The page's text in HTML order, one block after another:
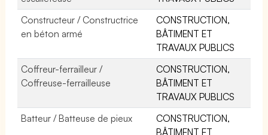
Constructeur / Constructrice
en béton armé
CONSTRUCTION,
BÂTIMENT ET
TRAVAUX PUBLICS
Coffreur-ferrailleur /
Coffreuse-ferrailleuse
CONSTRUCTION,
BÂTIMENT ET
TRAVAUX PUBLICS
Batteur / Batteuse de pieux
CONSTRUCTION,
BÂTIMENT ET